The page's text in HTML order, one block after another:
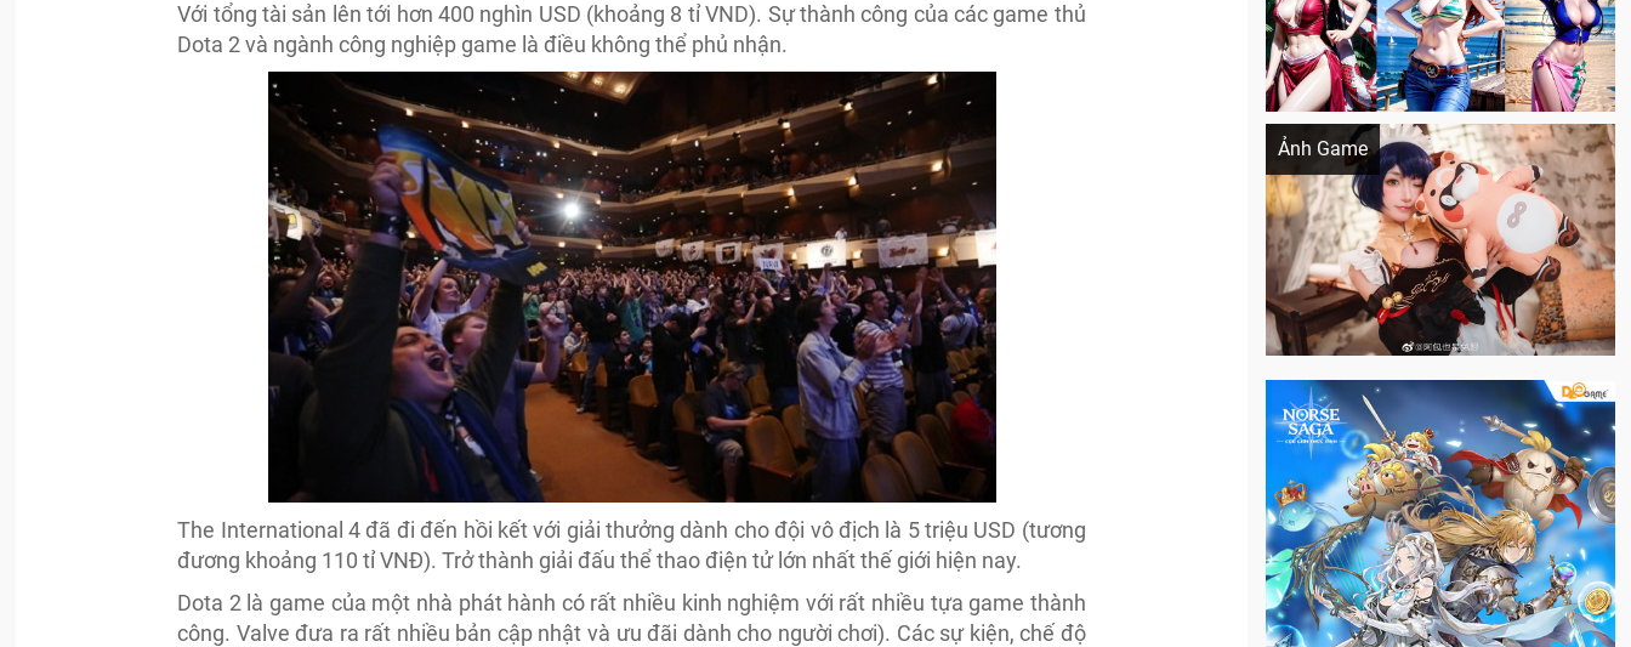
Với tổng tài sản lên tới hơn 400 nghìn USD (khoảng 8 tỉ VND). Sự thành công của các game thủ
Dota 2 và ngành công nghiệp game là điều không thể phủ nhận.
The International 4 đã đi đến hồi kết với giải thưởng dành cho đội vô địch là 5 triệu USD (tương
đương khoảng 110 tỉ VNĐ). Trở thành giải đấu thể thao điện tử lớn nhất thế giới hiện nay.
Dota 2 là game của một nhà phát hành có rất nhiều kinh nghiệm với rất nhiều tựa game thành
công. Valve đưa ra rất nhiều bản cập nhật và ưu đãi dành cho người chơi). Các sự kiện, chế độ
Ảnh Game
Cosplay Xiangling siêu cute